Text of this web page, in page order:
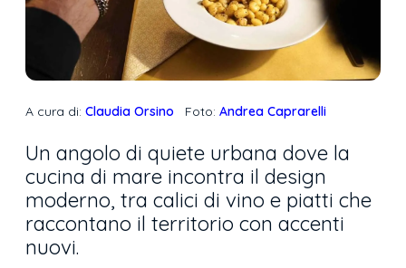
A cura di: Claudia Orsino Foto: Andrea Caprarelli
Un angolo di quiete urbana dove la
cucina di mare incontra il design
moderno, tra calici di vino e piatti che
raccontano il territorio con accenti
nuovi.